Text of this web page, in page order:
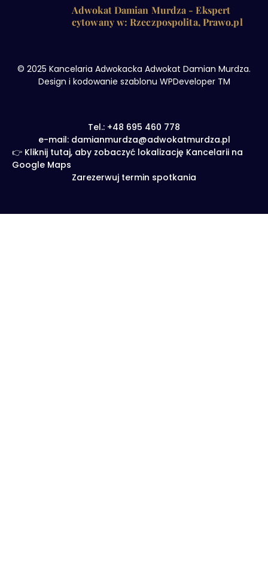
Adwokat Damian Murdza - Ekspert
cytowany w: Rzeczpospolita, Prawo.pl
© 2025 Kancelaria Adwokacka Adwokat Damian Murdza.
Design i kodowanie szablonu WPDeveloper TM
Tel.: +48 695 460 778
e-mail: damianmurdza@adwokatmurdza.pl
👉 Kliknij tutaj, aby zobaczyć lokalizację Kancelarii na
Google Maps
Zarezerwuj termin spotkania